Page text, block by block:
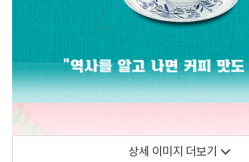
상세 이미지 더보기